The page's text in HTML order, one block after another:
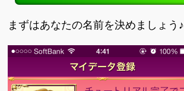
まずはあなたの名前を決めましょう♪